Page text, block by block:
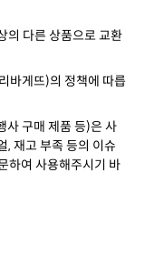
의 다른 상품으로 교환
바게뜨)의 정책에 따릅
사 구매 제품 등)은 사
, 재고 부족 등의 이슈
하여 사용해주시기 바